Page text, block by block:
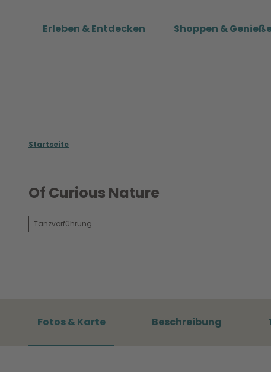
Erleben & Entdecken Shoppen &
Startseite
Of Curious Nature
Tanzvorführung
Fotos & Karte Beschreibung